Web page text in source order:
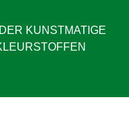
KUNSTMATIGE